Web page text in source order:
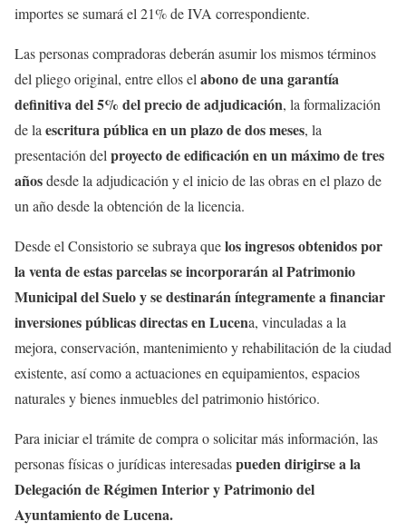
importes se sumará el 21% de IVA correspondiente.
Las personas compradoras deberán asumir los mismos términos
del pliego original, entre ellos el abono de una garantía
definitiva del 5% del precio de adjudicación, la formalización
de la escritura pública en un plazo de dos meses, la
presentación del proyecto de edificación en un máximo de tres
añosdesde la adjudicación y el inicio de las obras en el plazo de
un año desde la obtención de la licencia.
Desde el Consistorio se subraya quelos ingresos obtenidos por
la venta de estas parcelas se incorporarán al Patrimonio
Municipal del Suelo y se destinarán íntegramente a financiar
inversiones públicas directas en Lucena, vinculadas a la
mejora, conservación, mantenimiento y rehabilitación de la ciudad
existente, así como a actuaciones en equipamientos, espacios
naturales y bienes inmuebles del patrimonio histórico.
Para iniciar el trámite de compra o solicitar más información, las
personas físicas o jurídicas interesadaspueden dirigirse a la
Delegación de Régimen Interior y Patrimonio del
Ayuntamiento de Lucena.